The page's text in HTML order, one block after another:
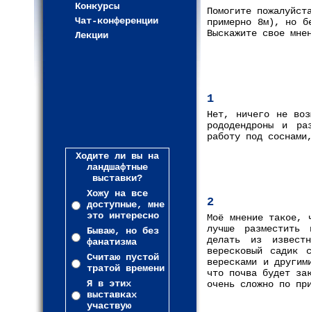
Конкурсы
Чат-конференции
Лекции
Ходите ли вы на
ландшафтные
выставки?
Хожу на все
доступные, мне
это интересно
Бываю, но без
фанатизма
Считаю пустой
тратой времени
Я в этих
выставках
участвую
Помогите
примерно 8м), но
Выскажите свое
1
Нет, ничего не
рододендроны и
работу под
2
Моё мнение такое,
лучше
делать из
вересковый садик
вересками и
что почва будет
очень сложно по